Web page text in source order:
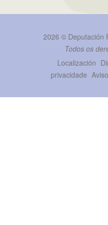
2026 © Deputación
Todos os
Localización
privacidade